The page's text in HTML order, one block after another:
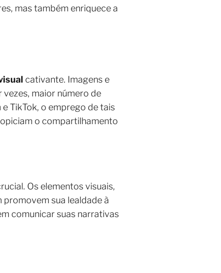
mas também enriquece a
cativante. Imagens e
maior número de
TikTok, o emprego de tais
o compartilhamento
Os elementos visuais,
sua lealdade à
comunicar suas narrativas